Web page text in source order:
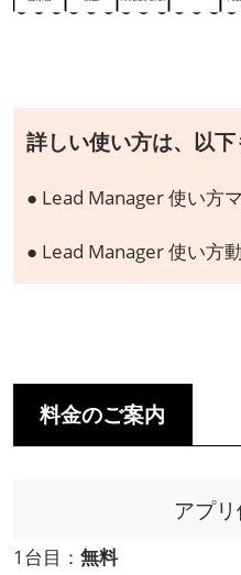
詳しい使い方は、以下
● Lead Manager 使い方
● Lead Manager 使い方
料金のご案内
アプ
1台目： 無料